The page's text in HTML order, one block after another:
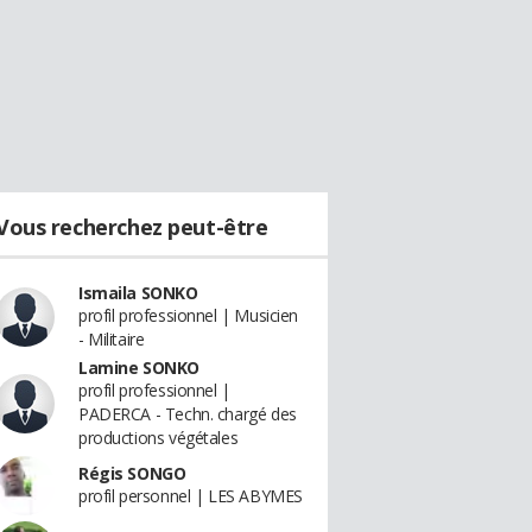
recherchez peut-être
Ismaila SONKO
profil professionnel | Musicien
- Militaire
Lamine SONKO
profil professionnel |
PADERCA - Techn. chargé des
productions végétales
Régis SONGO
profil personnel | LES ABYMES